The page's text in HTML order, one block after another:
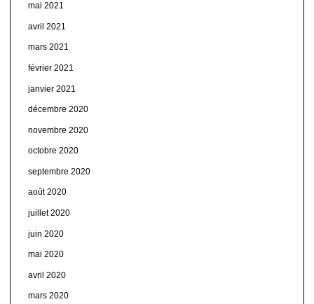
mai 2021
avril 2021
mars 2021
février 2021
janvier 2021
décembre 2020
novembre 2020
octobre 2020
septembre 2020
août 2020
juillet 2020
juin 2020
mai 2020
avril 2020
mars 2020